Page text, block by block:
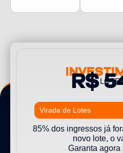
LOTE
R$
Virada de Lotes
85% dos ingressos já
novo lote, o
Garanta agora